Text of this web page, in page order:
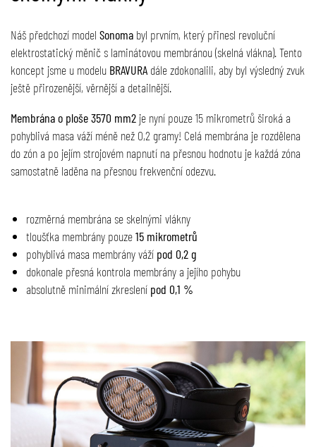
Náš předchozí model Sonomabyl prvním, který přinesl revoluční
elektrostatický měnič s laminátovou membránou (skelná vlákna). Tento
koncept jsme u modelu BRAVURAdále zdokonalili, aby byl výsledný zvuk
ještě přirozenější, věrnější a detailnější.
Membrána o ploše 3570 mm2je nyní pouze 15 mikrometrů široká a
pohyblivá masa váží méně než 0,2 gramy! Celá membrána je rozdělena
do zón a po jejím strojovém napnutí na přesnou hodnotu je každá zóna
samostatně laděna na přesnou frekvenční odezvu.
rozměrná membrána se skelnými vlákny
tloušťka membrány pouze15 mikrometrů
pohyblivá masa membrány váží pod 0,2 g
dokonale přesná kontrola membrány a jejího pohybu
absolutně minimální zkreslení pod 0,1 %